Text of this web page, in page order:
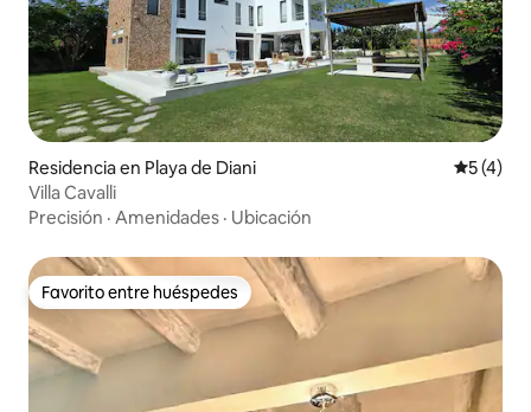
Residencia en Playa de Diani
5 (4)
Villa Cavalli
Precisión · Amenidades · Ubicación
Favorito entre huéspedes
Favorito entre huéspedes